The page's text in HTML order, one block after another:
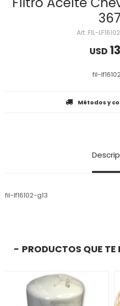
FIL-
USD
fil-
Métodos y
fil-lf16102-g13
PRODUCTOS QUE TE